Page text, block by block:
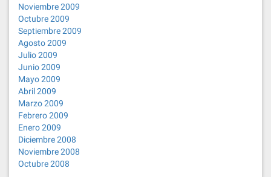
Noviembre 2009
Octubre 2009
Septiembre 2009
Agosto 2009
Julio 2009
Junio 2009
Mayo 2009
Abril 2009
Marzo 2009
Febrero 2009
Enero 2009
Diciembre 2008
Noviembre 2008
Octubre 2008